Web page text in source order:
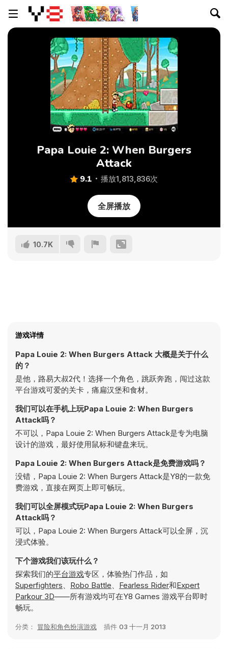
Papa Louie 2: When Burgers
Attack
9.1 播放1,813,836次
全屏播放
10.7K
游戏详情
Papa Louie 2: When Burgers Attack 大概是关于什么
的？
是他，路易大叔2代！选择一个角色，跳跃奔跑，闯过这款
平台游戏可爱的关卡，痛扁汉堡和食材。
我们可以在手机上玩Papa Louie 2: When Burgers
Attack吗？
不可以，Papa Louie 2: When Burgers Attack是专为电脑
设计的游戏，最好使用鼠标和键盘来玩。
Papa Louie 2: When Burgers Attack是免费游戏吗？
没错，Papa Louie 2: When Burgers Attack是Y8的一款免
费游戏，直接在网页上即可畅玩。
我们可以全屏模式玩Papa Louie 2: When Burgers
Attack吗？
可以，Papa Louie 2: When Burgers Attack可以全屏，沉
浸式体验。
下个游戏我们该玩什么？
探索我们的平台游戏专区，体验热门作品，如
Superfighters、 Robo Battle、 Fearless Rider和Expert
Parkour 3D——所有游戏均可在Y8 Games 游戏平台即时
畅玩。
分类： 冒险和角色扮演游戏 插件 03 十一月 2013